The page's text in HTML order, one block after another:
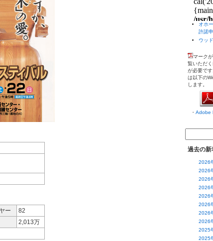
ー
82
2,013万
オホ
許諾
ウッ
マーク
覧いただ
が必要で
は以下の
します。
・ Adobe
過去の新
2026
2026
2026
2026
2026
2026
2026
2026
2025
2025